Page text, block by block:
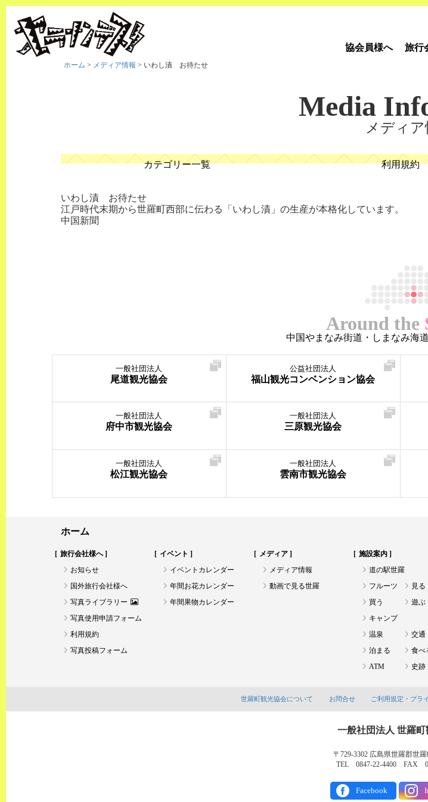
協会員様へ 旅行
ホーム > メディア情報 > いわし漬 お待たせ
Media
メディア
カテゴリー一覧 利用規約
いわし漬 お待たせ
江戸時代末期から世羅町西部に伝わる「いわし漬」の生産が本格化しています。
中国新聞
Around the
中国やまなみ街道・しまなみ海
一般社団法人
尾道観光協会
公益社団法人
福山観光コンベンション協会
一般社団法人
府中市観光協会
一般社団法人
三原観光協会
一般社団法人
松江観光協会
一般社団法人
雲南市観光協会
ホーム
旅行会社様へ
お知らせ
国外旅行会社様へ
写真ライブラリー
写真使用申請フォーム
利用規約
写真投稿フォーム
イベント
イベントカレンダー
年間お花カレンダー
年間果物カレンダー
メディア
メディア情報
動画で見る世羅
施設案内
道の駅世羅
フルーツ
見る
買う
遊ぶ
キャンプ
温泉
交通
泊まる
食べ
ATM
史跡
世羅町観光協会について お問合せ ご利用規定・プラ
一般社団法人 世羅
〒729-3302 広島県世羅郡世
TEL 0847-22-4400 FAX
Facebook